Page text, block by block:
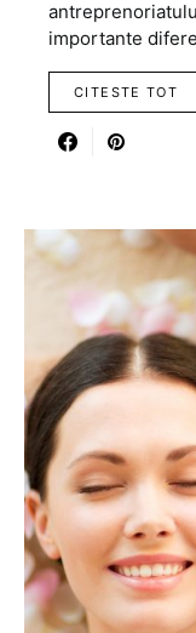
importante
CITESTE TOT